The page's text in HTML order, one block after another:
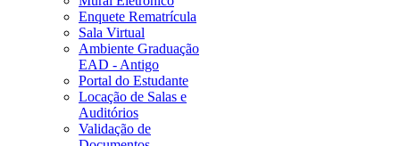
Enquete Rematrícula
Sala Virtual
Ambiente Graduação
EAD - Antigo
Portal do Estudante
Locação de Salas e
Auditórios
Validação de